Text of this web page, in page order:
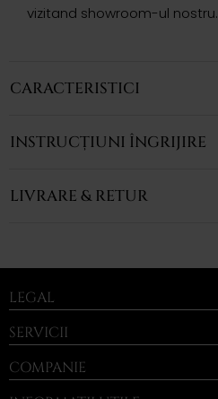
vizitand showroom-ul nostru.
CARACTERISTICI
INSTRUCȚIUNI ÎNGRIJIRE
LIVRARE & RETUR
LEGAL
SERVICII
COMPANIE